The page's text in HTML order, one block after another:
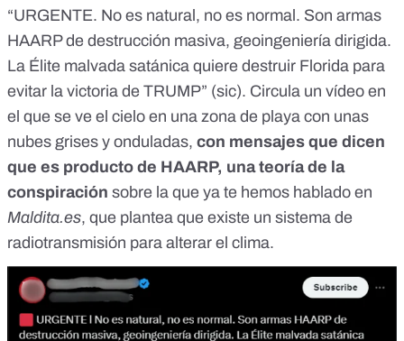
“URGENTE. No es natural, no es normal. Son armas
HAARP de destrucción masiva, geoingeniería dirigida.
La Élite malvada satánica quiere destruir Florida para
evitar la victoria de TRUMP” (sic). Circula un vídeo en
el que se ve el cielo en una zona de playa con unas
nubes grises y onduladas, con mensajes que dicen
que es producto de HAARP, una teoría de la
conspiración sobre la que ya te hemos hablado en
Maldita.es, que plantea que existe un sistema de
radiotransmisión para alterar el clima.